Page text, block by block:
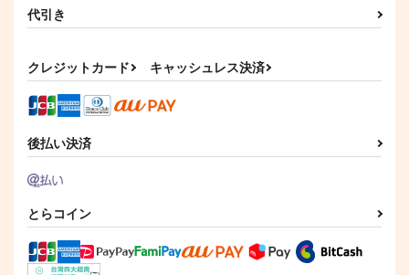
代引き
クレジットカード キャッシュレス決済
後払い決済
とらコイン